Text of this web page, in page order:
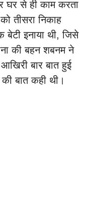
घर से ही काम करता
तीसरा निकाह
बेटी इनाया थी, जिसे
की बहन शबनम ने
बार बात हुई
की बात कही थी।